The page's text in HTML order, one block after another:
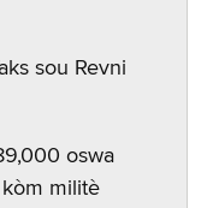
sou Revni
oswa
militè